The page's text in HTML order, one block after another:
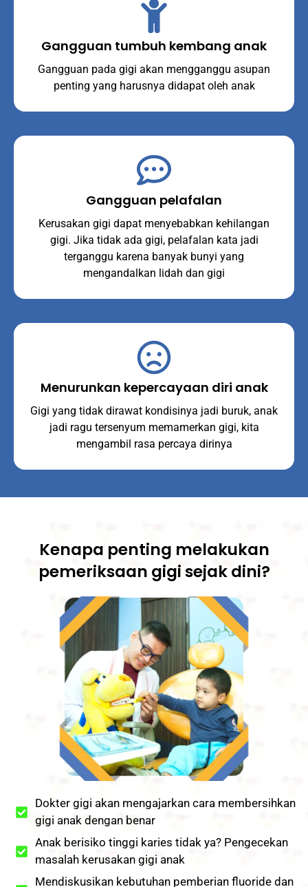
Gangguan tumbuh kembang anak
Gangguan pada gigi akan mengganggu asupan
penting yang harusnya didapat oleh anak
Gangguan pelafalan
Kerusakan gigi dapat menyebabkan kehilangan
gigi. Jika tidak ada gigi, pelafalan kata jadi
terganggu karena banyak bunyi yang
mengandalkan lidah dan gigi
Menurunkan kepercayaan diri anak
Gigi yang tidak dirawat kondisinya jadi buruk, anak
jadi ragu tersenyum memamerkan gigi, kita
mengambil rasa percaya dirinya
Kenapa penting melakukan
pemeriksaan gigi sejak dini?
Dokter gigi akan mengajarkan cara membersihkan
gigi anak dengan benar
Anak berisiko tinggi karies tidak ya? Pengecekan
masalah kerusakan gigi anak
Mendiskusikan kebutuhan pemberian fluoride dan